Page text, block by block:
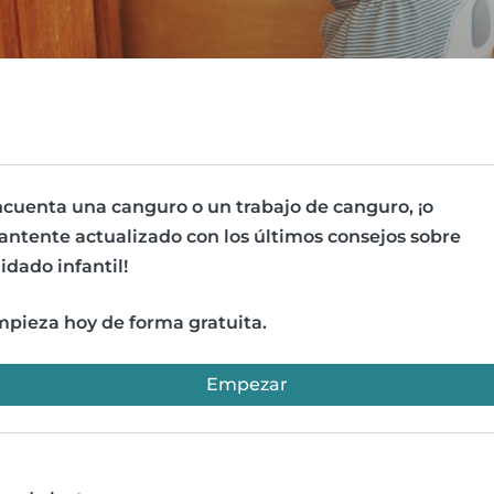
una canguro o un trabajo de canguro, ¡o
actualizado con los últimos consejos sobre
infantil!
hoy de forma gratuita.
Empezar